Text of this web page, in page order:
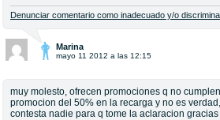
Denunciar comentario como inadecuado y/o
Marina
mayo 11 2012 a las 12:15
muy molesto, ofrecen promociones q no
promocion del 50% en la recarga y no es
contesta nadie para q tome la aclaracion